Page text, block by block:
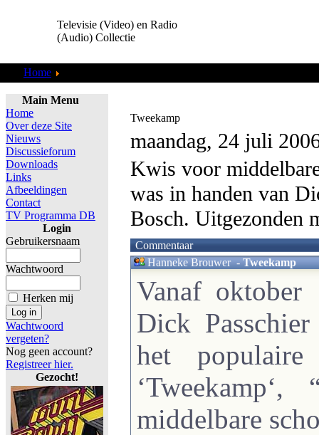
Televisie (Video) en Radio
(Audio) Collectie
Home
Main Menu
Home
Over deze Site
Nieuws
Discussieforum
Downloads
Links
Afbeeldingen
Contact
TV Programma DB
Login
Gebruikersnaam
Wachtwoord
Herken mij
Wachtwoord
vergeten?
Nog geen account?
Registreer hier.
Gezocht!
Tweekamp
maandag, 24 juli
Kwis voor
was in handen van
Bosch. Uitgezonden
Commentaar
Hanneke Brouwer-Tweekamp
Vanaf oktober
Dick
het populaire
middelbare